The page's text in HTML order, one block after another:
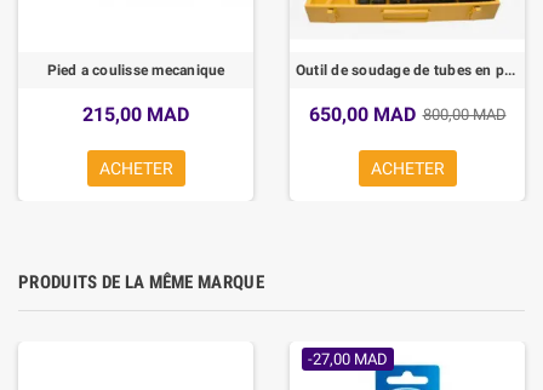
Pied a coulisse mecanique
215,00 MAD
ACHETER
Outil de soudage de tubes en plastique électrique PPR - WORKSITE
650,00 MAD 800,00 MAD
ACHETER
PRODUITS DE LA MÊME MARQUE
-27,00 MAD